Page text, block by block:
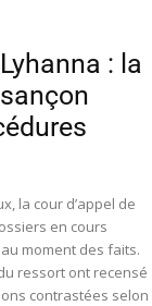
: la
la cour d’appel de
en cours
moment des faits.
ressort ont recensé
contrastées selon